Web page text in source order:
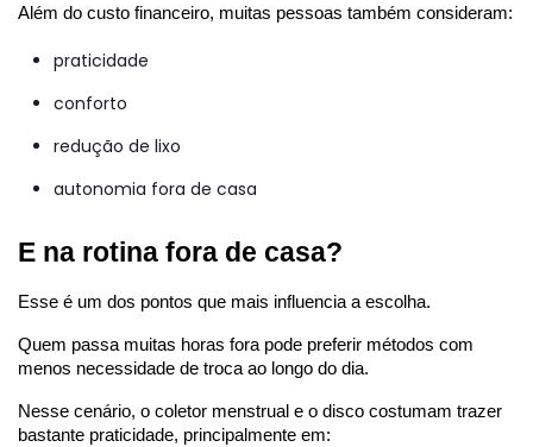
Além do custo financeiro, muitas pessoas também consideram:
praticidade
conforto
redução de lixo
autonomia fora de casa
E na rotina fora de casa?
Esse é um dos pontos que mais influencia a escolha.
Quem passa muitas horas fora pode preferir métodos com
menos necessidade de troca ao longo do dia.
Nesse cenário, o coletor menstrual e o disco costumam trazer
bastante praticidade, principalmente em: